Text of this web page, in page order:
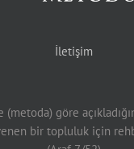
İletişim
(metoda) göre
bir topluluk için